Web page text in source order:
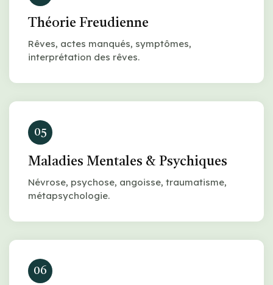
Théorie Freudienne
Rêves, actes manqués, symptômes,
interprétation des rêves.
05
Maladies Mentales & Psychiques
Névrose, psychose, angoisse, traumatisme,
métapsychologie.
06